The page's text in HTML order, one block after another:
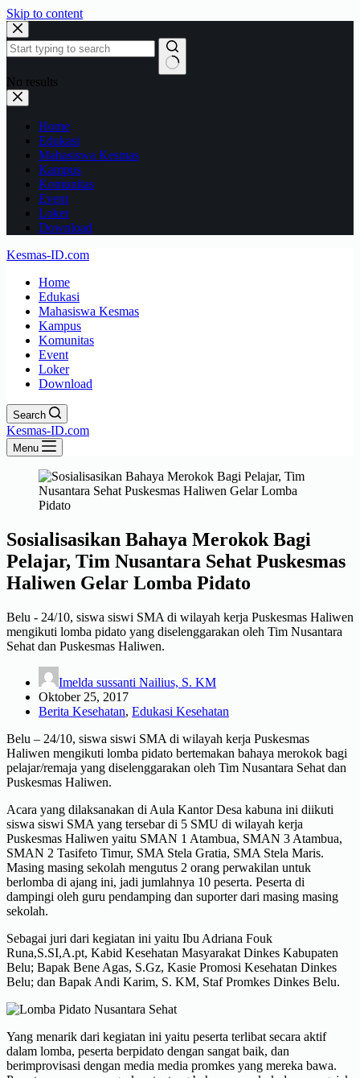
Skip to content
No results
Home
Edukasi
Mahasiswa Kesmas
Kampus
Komunitas
Event
Loker
Download
Kesmas-ID.com
Home
Edukasi
Mahasiswa Kesmas
Kampus
Komunitas
Event
Loker
Download
Search
Kesmas-ID.com
Menu
Sosialisasikan Bahaya Merokok Bagi
Pelajar, Tim Nusantara Sehat Puskesmas
Haliwen Gelar Lomba Pidato
Belu - 24/10, siswa siswi SMA di wilayah kerja Puskesmas Haliwen
mengikuti lomba pidato yang diselenggarakan oleh Tim Nusantara
Sehat dan Puskesmas Haliwen.
Imelda sussanti Nailius, S. KM
Oktober 25, 2017
Berita Kesehatan, Edukasi Kesehatan
Belu – 24/10, siswa siswi SMA di wilayah kerja Puskesmas
Haliwen mengikuti lomba pidato bertemakan bahaya merokok bagi
pelajar/remaja yang diselenggarakan oleh Tim Nusantara Sehat dan
Puskesmas Haliwen.
Acara yang dilaksanakan di Aula Kantor Desa kabuna ini diikuti
siswa siswi SMA yang tersebar di 5 SMU di wilayah kerja
Puskesmas Haliwen yaitu SMAN 1 Atambua, SMAN 3 Atambua,
SMAN 2 Tasifeto Timur, SMA Stela Gratia, SMA Stela Maris.
Masing masing sekolah mengutus 2 orang perwakilan untuk
berlomba di ajang ini, jadi jumlahnya 10 peserta. Peserta di
dampingi oleh guru pendamping dan suporter dari masing masing
sekolah.
Sebagai juri dari kegiatan ini yaitu Ibu Adriana Fouk
Runa,S.SI,A.pt, Kabid Kesehatan Masyarakat Dinkes Kabupaten
Belu; Bapak Bene Agas, S.Gz, Kasie Promosi Kesehatan Dinkes
Belu; dan Bapak Andi Karim, S. KM, Staf Promkes Dinkes Belu.
Yang menarik dari kegiatan ini yaitu peserta terlibat secara aktif
dalam lomba, peserta berpidato dengan sangat baik, dan
berimprovisasi dengan media media promkes yang mereka bawa.